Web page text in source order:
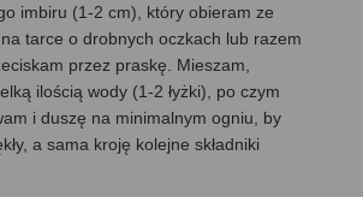
imbiru (1-2 cm), który obieram ze
tarce o drobnych oczkach lub razem
przez praskę. Mieszam,
ilością wody (1-2 łyżki), po czym
i duszę na minimalnym ogniu, by
a sama kroję kolejne składniki